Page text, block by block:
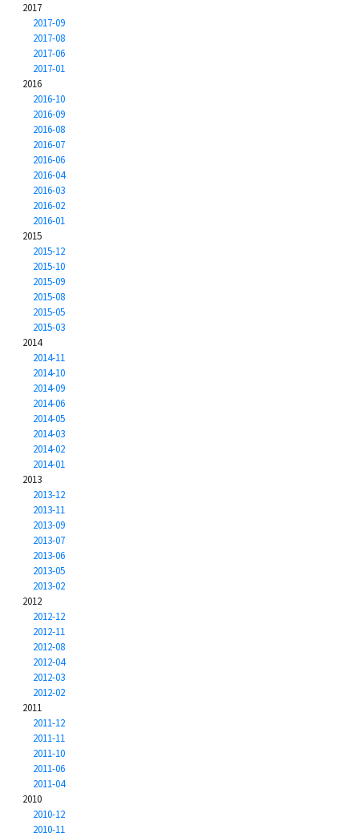
2017
2017-09
2017-08
2017-06
2017-01
2016
2016-10
2016-09
2016-08
2016-07
2016-06
2016-04
2016-03
2016-02
2016-01
2015
2015-12
2015-10
2015-09
2015-08
2015-05
2015-03
2014
2014-11
2014-10
2014-09
2014-06
2014-05
2014-03
2014-02
2014-01
2013
2013-12
2013-11
2013-09
2013-07
2013-06
2013-05
2013-02
2012
2012-12
2012-11
2012-08
2012-04
2012-03
2012-02
2011
2011-12
2011-11
2011-10
2011-06
2011-04
2010
2010-12
2010-11